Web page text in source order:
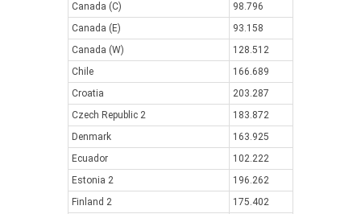
Canada (C)
98.796
Canada (E)
93.158
Canada (W)
128.512
Chile
166.689
Croatia
203.287
Czech Republic 2
183.872
Denmark
163.925
Ecuador
102.222
Estonia 2
196.262
Finland 2
175.402